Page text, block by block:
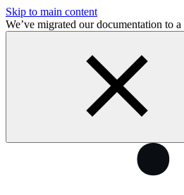
Skip to main content
We’ve migrated our documentation to